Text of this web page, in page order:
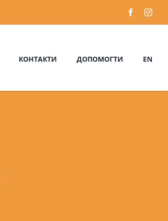
КОНТАКТИ ДОПОМОГТИ EN